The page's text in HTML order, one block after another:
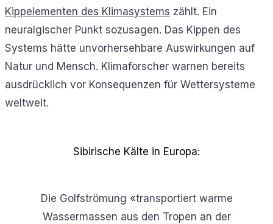
Kippelementen des Klimasystems zählt. Ein
neuralgischer Punkt sozusagen. Das Kippen des
Systems hätte unvorhersehbare Auswirkungen auf
Natur und Mensch. Klimaforscher warnen bereits
ausdrücklich vor Konsequenzen für Wettersysteme
weltweit.
Sibirische Kälte in Europa:
Die Golfströmung «transportiert warme
Wassermassen aus den Tropen an der